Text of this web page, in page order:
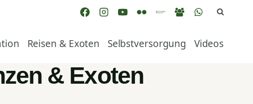
Reisen & Exoten Selbstversorgung Videos
& Exoten